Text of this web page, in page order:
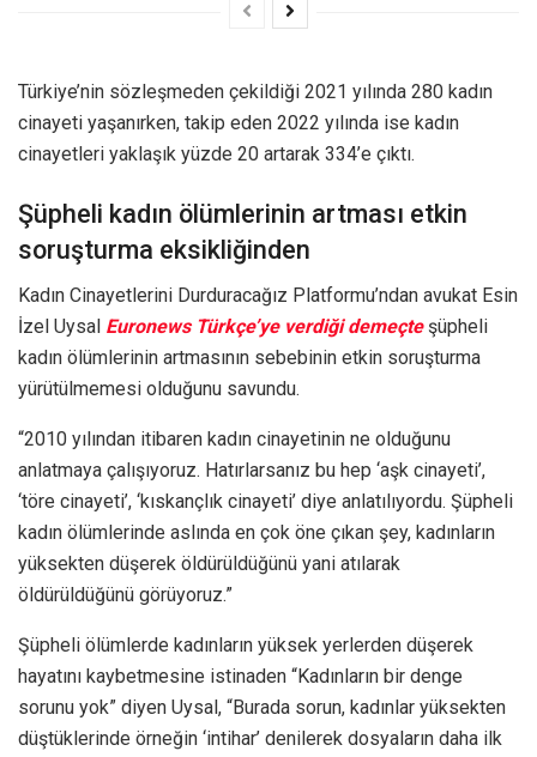
Türkiye’nin sözleşmeden çekildiği 2021 yılında 280 kadın
cinayeti yaşanırken, takip eden 2022 yılında ise kadın
cinayetleri yaklaşık yüzde 20 artarak 334’e çıktı.
Şüpheli kadın ölümlerinin artması etkin
soruşturma eksikliğinden
Kadın Cinayetlerini Durduracağız Platformu’ndan avukat Esin
İzel Uysal Euronews Türkçe’ye verdiği demeçteşüpheli
kadın ölümlerinin artmasının sebebinin etkin soruşturma
yürütülmemesi olduğunu savundu.
“2010 yılından itibaren kadın cinayetinin ne olduğunu
anlatmaya çalışıyoruz. Hatırlarsanız bu hep ‘aşk cinayeti’,
‘töre cinayeti’, ‘kıskançlık cinayeti’ diye anlatılıyordu. Şüpheli
kadın ölümlerinde aslında en çok öne çıkan şey, kadınların
yüksekten düşerek öldürüldüğünü yani atılarak
öldürüldüğünü görüyoruz.”
Şüpheli ölümlerde kadınların yüksek yerlerden düşerek
hayatını kaybetmesine istinaden “Kadınların bir denge
sorunu yok” diyen Uysal, “Burada sorun, kadınlar yüksekten
düştüklerinde örneğin ‘intihar’ denilerek dosyaların daha ilk